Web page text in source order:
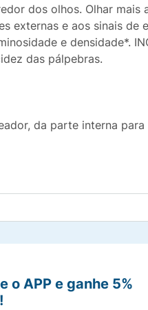
dos olhos. Olhar
externas e aos sinais de
e densidade*.
das pálpebras.
da parte interna
o APP e ganhe 5%